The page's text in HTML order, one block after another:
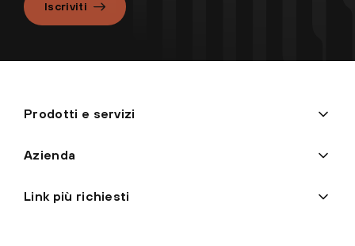
Iscriviti
Prodotti e servizi
Azienda
Link più richiesti